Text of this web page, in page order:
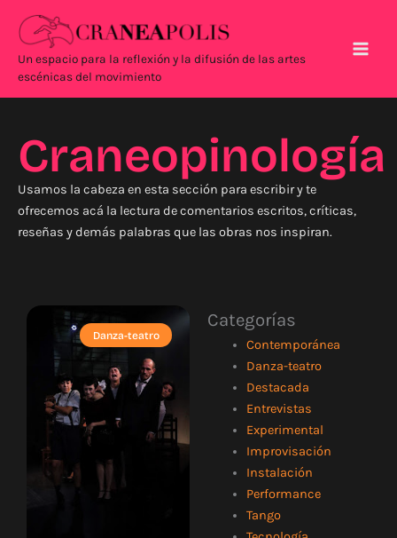
contenido
Un espacio para la reflexión y la difusión de las artes
escénicas del movimiento
Craneopinología
Usamos la cabeza en esta sección para escribir y te
ofrecemos acá la lectura de comentarios escritos, críticas,
reseñas y demás palabras que las obras nos inspiran.
Categorías
Contemporánea
Danza-teatro
Destacada
Entrevistas
Experimental
Improvisación
Instalación
Performance
Tango
Danza-teatro